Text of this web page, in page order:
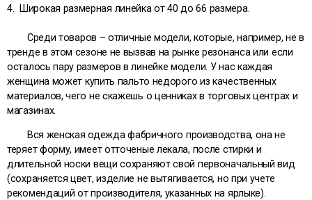
Широкая размерная линейка от 40 до 66 размера.
Среди товаров – отличные модели, которые, например, не в
тренде в этом сезоне не вызвав на рынке резонанса или если
осталось пару размеров в линейке модели. У нас каждая
женщина может купить пальто недорого из качественных
материалов, чего не скажешь о ценниках в торговых центрах и
магазинах.
Вся женская одежда фабричного производства, она не
теряет форму, имеет отточеные лекала, после стирки и
длительной носки вещи сохраняют свой первоначальный вид
(сохраняется цвет, изделие не вытягивается, но при учете
рекомендаций от производителя, указанных на ярлыке).